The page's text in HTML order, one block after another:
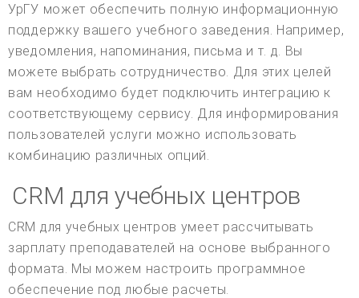
УрГУ может обеспечить полную информационную
поддержку вашего учебного заведения. Например,
уведомления, напоминания, письма и т. д. Вы
можете выбрать сотрудничество. Для этих целей
вам необходимо будет подключить интеграцию к
соответствующему сервису. Для информирования
пользователей услуги можно использовать
комбинацию различных опций.
CRM для учебных центров
CRM для учебных центров умеет рассчитывать
зарплату преподавателей на основе выбранного
формата. Мы можем настроить программное
обеспечение под любые расчеты.